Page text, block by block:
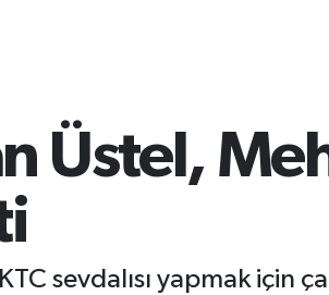
Üstel,
sevdalısı yapmak için